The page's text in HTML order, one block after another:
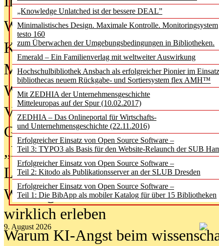
„Knowledge Unlatched ist der bessere DEAL”
Minimalistisches Design. Maximale Kontrolle. Monitoringsystem
testo 160
zum Überwachen der Umgebungsbedingungen in Bibliotheken.
Emerald – Ein Familienverlag mit weltweiter Auswirkung
Hochschulbibliothek Ansbach als erfolgreicher Pionier im
bibliothecas neuem Rückgabe- und Sortiersystem flex AMH™
Mit ZEDHIA der Unternehmensgeschichte
Mitteleuropas auf der Spur (10.02.2017)
ZEDHIA – Das Onlineportal für Wirtschafts-
und Unternehmensgeschichte (22.11.2016)
Erfolgreicher Einsatz von Open Source Software –
Teil 3: TYPO3 als Basis für den Website-Relaunch der SUB
Erfolgreicher Einsatz von Open Source Software –
Teil 2: Kitodo als Publikationsserver an der SLUB Dresden
Erfolgreicher Einsatz von Open Source Software –
Teil 1: Die BibApp als mobiler Katalog für über 15 Bibliotheken
9. August 2026
Was Hochschul­bibliotheken von
Kinder in der digitalen Welt
Metadaten als Infrastruktur
Wenn Bots katalogisieren
Von Abschlusskleidern bis
Geisterjagd-Ausrüstung in der
„Library of Things“ unterwegs
Lesen als Infrastrukturaufgabe
Wie Jugendliche Social Media
wirklich erleben
Warum KI-Angst beim